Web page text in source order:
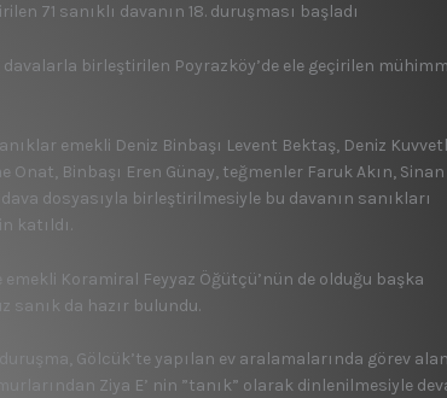
71 sanıklı davanın 18. duruşması başladı
davalarla birleştirilen Poyrazköy’de ele geçirilen
emekli Deniz Binbaşı Levent Bektaş, Deniz
Binbaşı Eren Günay, teğmenler Faruk Akın, Sinan
dosyasıyla birleştirilmesiyle bu davanın sanıkları
katıldı.
Koramiral Feyyaz Öğütçü’nün de olduğu başka
sanık da hazır bulundu.
Gölcük’te yapılan ev aralamalarında görev alan
Ziya E’ nin ”tanık” olarak dinlenilmesiyle